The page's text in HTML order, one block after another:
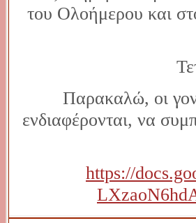
του Ολοήμερου και
Παρακαλώ, οι
ενδιαφέρονται, να
https://